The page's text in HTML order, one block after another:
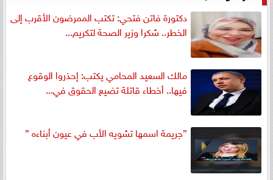
دكتورة فاتن فتحي: تكتب الممرضون الأقرب إلى
الخطر.. شكرا وزير الصحة لتكريم...
مالك السعيد المحامي يكتب: إحذروا الوقوع
فيها.. أخطاء قاتلة تضيع الحقوق في...
”جريمة اسمها تشويه الأب في عيون أبناءه ”